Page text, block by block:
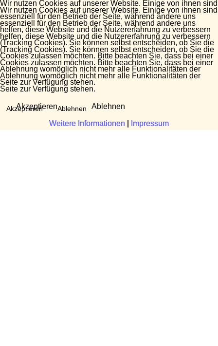
Wir nutzen Cookies auf unserer Website. Einige von ihnen sind
essenziell für den Betrieb der Seite, während andere uns
helfen, diese Website und die Nutzererfahrung zu verbessern
(Tracking Cookies). Sie können selbst entscheiden, ob Sie die
Cookies zulassen möchten. Bitte beachten Sie, dass bei einer
Ablehnung womöglich nicht mehr alle Funktionalitäten der
Seite zur Verfügung stehen.
Akzeptieren Ablehnen
Weitere Informationen Impressum
Wir nutzen Cookies auf unserer Website. Einige von ihnen sind
essenziell für den Betrieb der Seite, während andere uns
helfen, diese Website und die Nutzererfahrung zu verbessern
(Tracking Cookies). Sie können selbst entscheiden, ob Sie die
Cookies zulassen möchten. Bitte beachten Sie, dass bei einer
Ablehnung womöglich nicht mehr alle Funktionalitäten der
Seite zur Verfügung stehen.
Akzeptieren Ablehnen
Weitere Informationen Impressum